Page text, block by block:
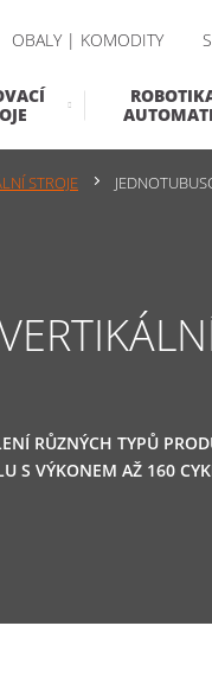
OBALY | KOMODITY
STROJE
RŮZNÝCH TYPŮ
S VÝKONEM AŽ 160